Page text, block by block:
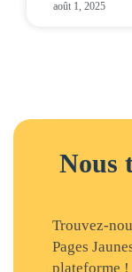
août 1, 2025
Nous
Trouvez-
Pages
plateforme !